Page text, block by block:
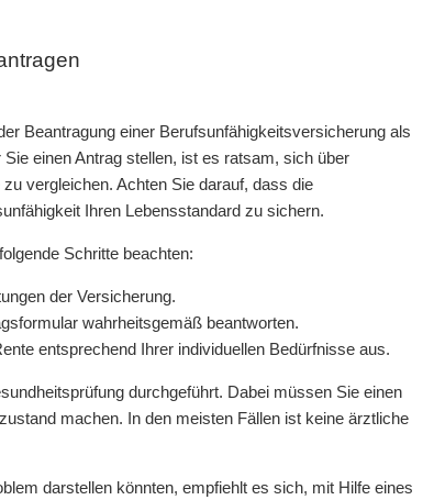
Beantragung einer Berufsunfähigkeitsversicherung als
einen Antrag stellen, ist es ratsam, sich über
vergleichen. Achten Sie darauf, dass die
Ihren Lebensstandard zu sichern.
Schritte beachten:
der Versicherung.
wahrheitsgemäß beantworten.
entsprechend Ihrer individuellen Bedürfnisse aus.
durchgeführt. Dabei müssen Sie einen
machen. In den meisten Fällen ist keine ärztliche
darstellen könnten, empfiehlt es sich, mit Hilfe eines